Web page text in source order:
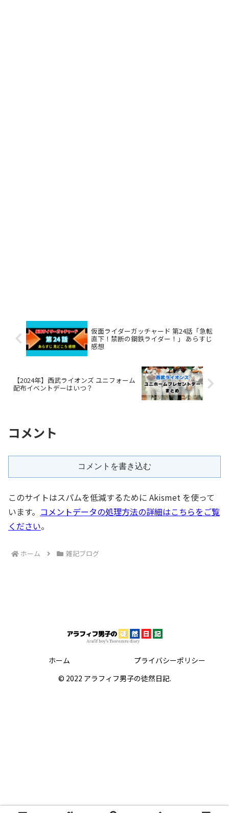
仮面ライダーガッチャード 第24話「急転
直下！禁断の鋼鉄ライダー！」 あらすじ
感想
【2024年】西武ライオンズ ユニフォーム
配布イベントデーはいつ？
コメント
コメントを書き込む
このサイトはスパムを低減するために Akismet を使って
います。 コメントデータの処理方法の詳細はこちらをご覧
ください。
ホーム 雑記ブログ
ホーム
プライバシーポリシー
© 2022 アラフィフ男子の徒然日記.